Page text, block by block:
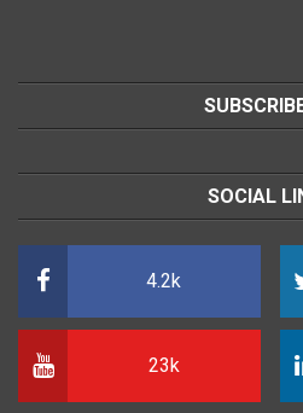
SOCIAL
4.2k
23k